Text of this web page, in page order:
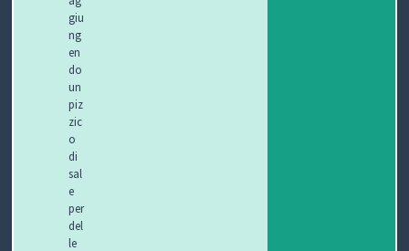
giu
ng
en
do
un
piz
zic
o
di
sal
e
per
del
le